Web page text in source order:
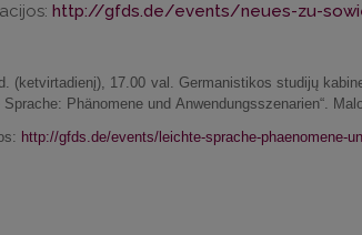
http://gfds.de/events/neues-zu-
(ketvirtadienį), 17.00 val. Germanistikos studijų
Sprache: Phänomene und Anwendungsszenarien“.
http://gfds.de/events/leichte-sprache-phaenomene-